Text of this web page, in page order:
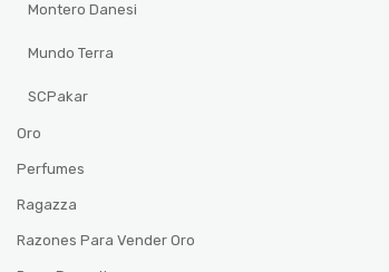
Montero Danesi
Mundo Terra
SCPakar
Oro
Perfumes
Ragazza
Razones Para Vender Oro